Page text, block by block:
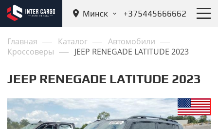
Минск +375445666662
Главная Каталог
Автомобили
Кроссоверы
JEEP RENEGADE LATITUDE 2023
JEEP RENEGADE LATITUDE 2023